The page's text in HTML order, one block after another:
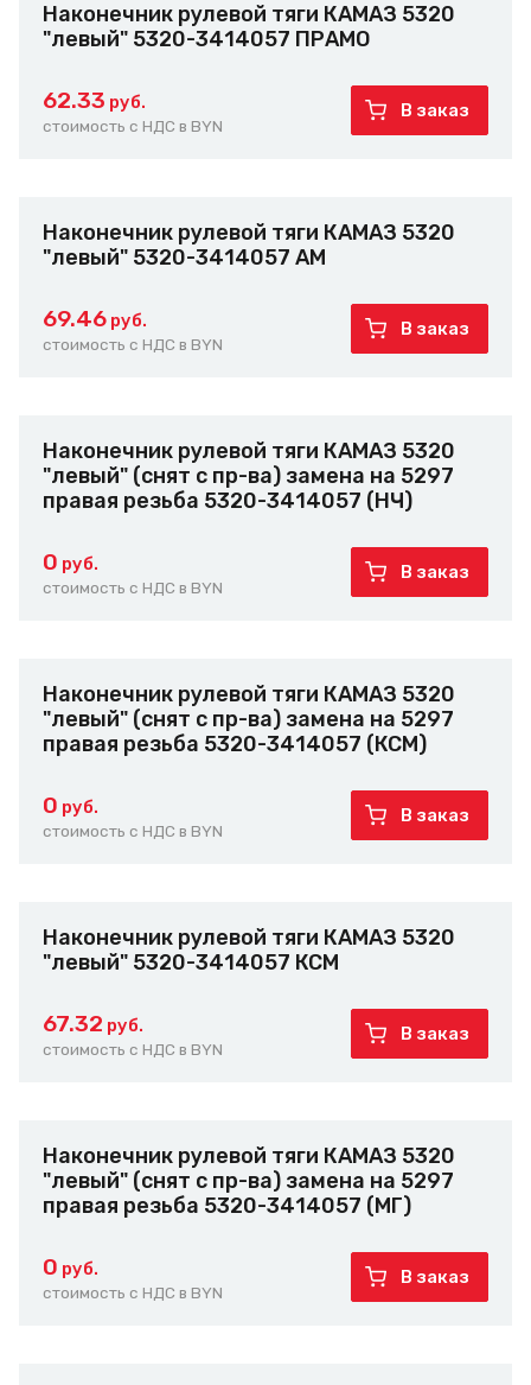
Наконечник рулевой тяги КАМАЗ 5320
"левый" 5320-3414057 ПРАМО
62.33 руб.
стоимость с НДС в BYN
В заказ
Наконечник рулевой тяги КАМАЗ 5320
"левый" 5320-3414057 АМ
69.46 руб.
стоимость с НДС в BYN
В заказ
Наконечник рулевой тяги КАМАЗ 5320
"левый" (снят с пр-ва) замена на 5297
правая резьба 5320-3414057 (НЧ)
0 руб.
стоимость с НДС в BYN
В заказ
Наконечник рулевой тяги КАМАЗ 5320
"левый" (снят с пр-ва) замена на 5297
правая резьба 5320-3414057 (КСМ)
0 руб.
стоимость с НДС в BYN
В заказ
Наконечник рулевой тяги КАМАЗ 5320
"левый" 5320-3414057 КСМ
67.32 руб.
стоимость с НДС в BYN
В заказ
Наконечник рулевой тяги КАМАЗ 5320
"левый" (снят с пр-ва) замена на 5297
правая резьба 5320-3414057 (МГ)
0 руб.
стоимость с НДС в BYN
В заказ